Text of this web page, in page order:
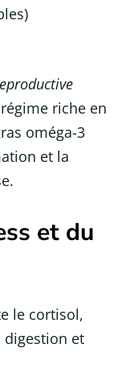
riche en
oméga-3
et la
et du
le cortisol,
et